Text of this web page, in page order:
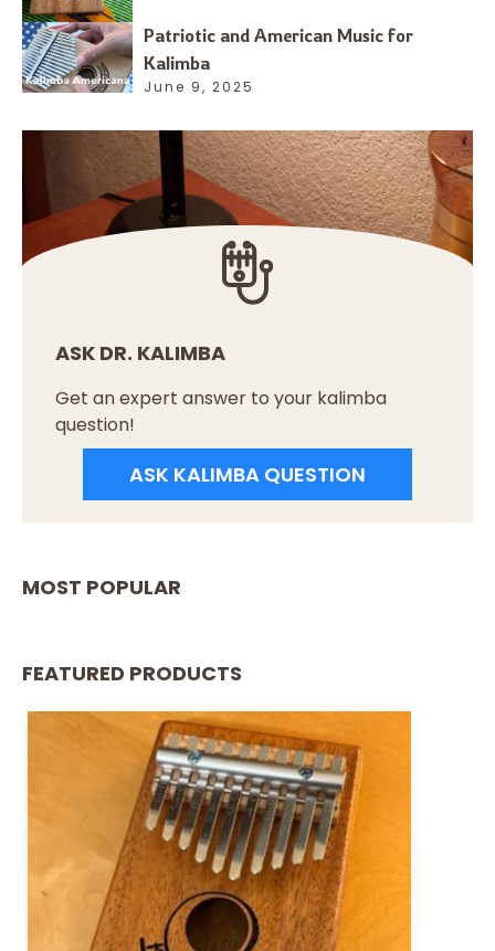
Patriotic and American Music for
Kalimba
June 9, 2025
ASK DR. KALIMBA
Get an expert answer to your kalimba
question!
ASK KALIMBA QUESTION
MOST POPULAR
FEATURED PRODUCTS